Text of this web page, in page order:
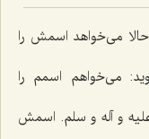
می‌خواهد اسمش را
می‌خواهم اسمم را
و آله و سلم. اسمش